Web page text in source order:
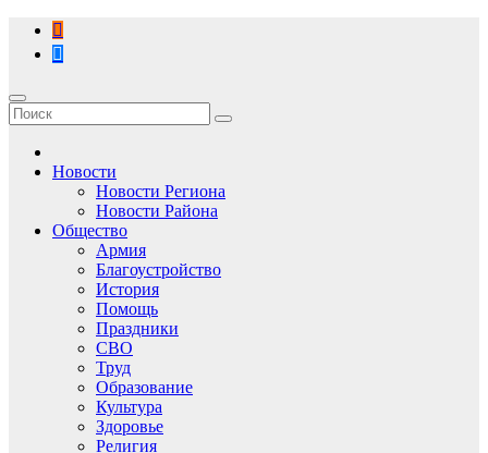
Перейти
содержимому
Новости
Новости Региона
Новости Района
Общество
Армия
Благоустройство
История
Помощь
Праздники
СВО
Труд
Образование
Культура
Здоровье
Религия